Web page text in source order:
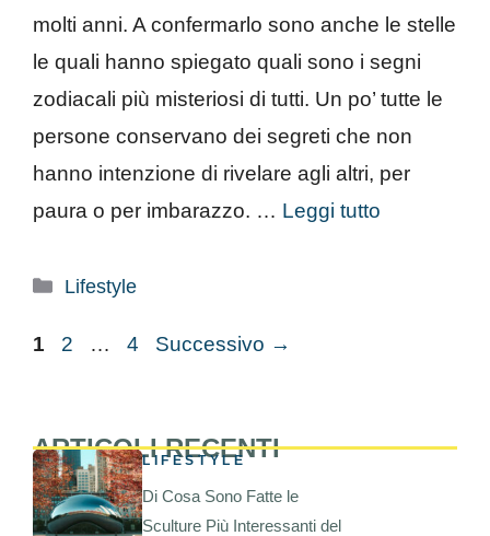
molti anni. A confermarlo sono anche le stelle
le quali hanno spiegato quali sono i segni
zodiacali più misteriosi di tutti. Un po’ tutte le
persone conservano dei segreti che non
hanno intenzione di rivelare agli altri, per
paura o per imbarazzo. … Leggi tutto
Categorie
Lifestyle
Pagina
1 Pagina
2 … Pagina
4 Successivo →
ARTICOLI RECENTI
LIFESTYLE
Di Cosa Sono Fatte le
Sculture Più Interessanti del